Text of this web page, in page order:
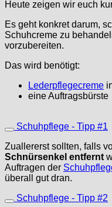
Heute zeigen wir euch
Es geht konkret darum,
Schuhcreme zu
vorzubereiten.
Das wird benötigt:
Lederpflegecreme
eine Auftragsbürste
Schuhpflege - Tipp #1
Zuallererst sollten, falls
Schnürsenkel entfernt
Auftragen der
überall gut dran.
Schuhpflege - Tipp #2